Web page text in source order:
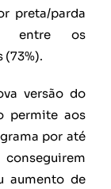
preta/parda
entre os
(73%).
versão do
permite aos
por até
aumento de